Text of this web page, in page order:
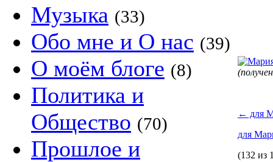
Музыка (33)
Обо мне и О нас (39)
О моём блоге (8)
Политика и
Общество (70)
Прошлое и
← для
для
(132 из